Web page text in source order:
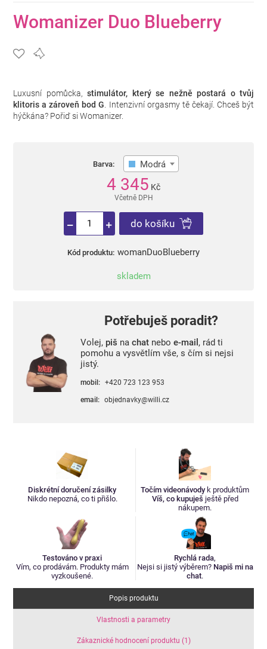
Womanizer Duo Blueberry
Luxusní pomůcka, stimulátor, který se nežně postará o tvůj
klitoris a zároveň bod G . Intenzivní orgasmy tě čekají. Chceš být
hýčkána? Pořiď si Womanizer.
Barva: Modrá
4 345 Kč
Včetně DPH
do košíku
Kód produktu: womanDuoBlueberry
skladem
Potřebuješ poradit?
Volej, piš na chatnebo e-mail , rád ti
pomohu a vysvětlím vše, s čím si nejsi
jistý.
mobil: +420 723 123 953
email: objednavky@willi.cz
Diskrétní doručení zásilky
Nikdo nepozná, co ti přišlo.
Točím videonávody k produktům
Víš, co kupuješ ještě před
nákupem.
Testováno v praxi
Vím, co prodávám. Produkty mám
vyzkoušené.
Rychlá rada,
Nejsi si jistý výběrem? Napiš mi na
chat.
Popis produktu
Vlastnosti a parametry
Zákaznické hodnocení produktu (1)